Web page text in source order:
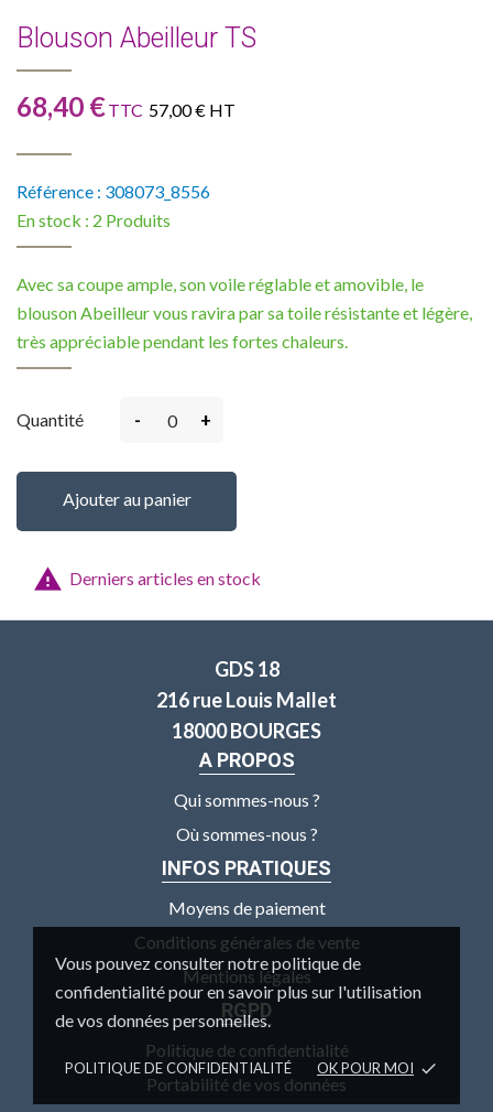
Vous pouvez consulter notre politique de
confidentialité pour en savoir plus sur l'utilisation
de vos données personnelles.
POLITIQUE DE CONFIDENTIALITÉ OK POUR MOI done
Blouson Abeilleur TS
68,40 €TTC 57,00 € HT
Référence : 308073_8556
En stock : 2 Produits
Avec sa coupe ample, son voile réglable et amovible, le
blouson Abeilleur vous ravira par sa toile résistante et légère,
très appréciable pendant les fortes chaleurs.
Quantité - +
Ajouter au panier
 Derniers articles en stock
GDS 18
216 rue Louis Mallet
18000 BOURGES
A PROPOS
Qui sommes-nous ?
Où sommes-nous ?
INFOS PRATIQUES
Moyens de paiement
Conditions générales de vente
Mentions légales
RGPD
Politique de confidentialité
Portabilité de vos données